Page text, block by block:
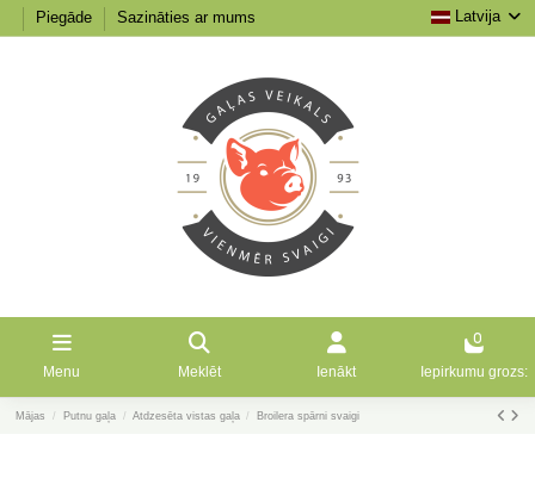
Piegāde Sazināties ar mums Latvija
Menu Meklēt Ienākt
0
Iepirkumu grozs:
Mājas Putnu gaļa Atdzesēta vistas gaļa Broilera spārni svaigi